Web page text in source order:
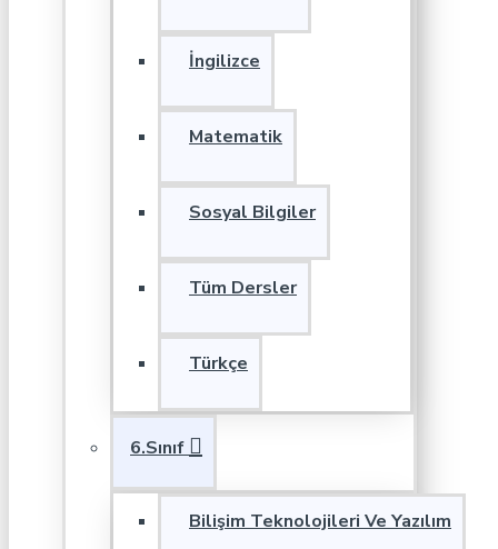
İngilizce
Matematik
Sosyal Bilgiler
Tüm Dersler
Türkçe
6.Sınıf
Bilişim Teknolojileri Ve Yazılım